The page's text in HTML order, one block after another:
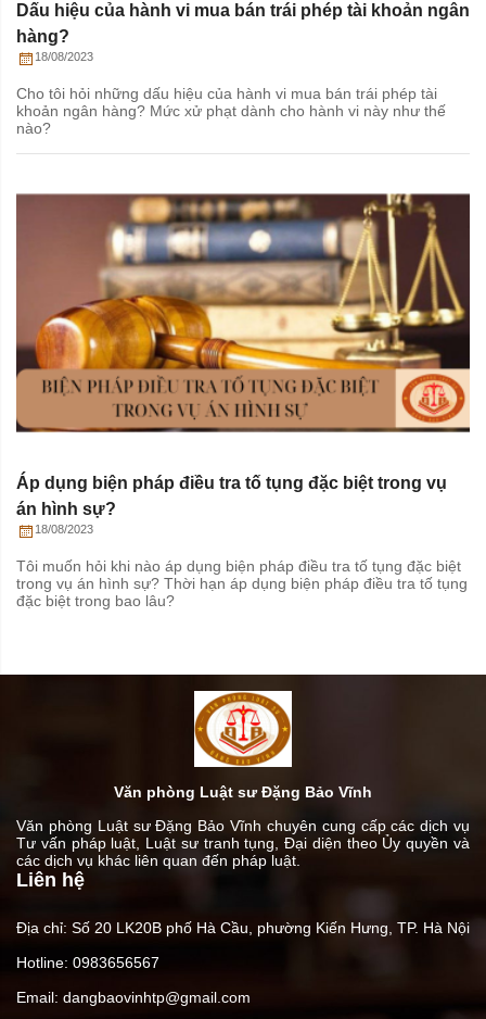
Dấu hiệu của hành vi mua bán trái phép tài khoản ngân
hàng?
18/08/2023
Cho tôi hỏi những dấu hiệu của hành vi mua bán trái phép tài
khoản ngân hàng? Mức xử phạt dành cho hành vi này như thế
nào?
Áp dụng biện pháp điều tra tố tụng đặc biệt trong vụ
án hình sự?
18/08/2023
Tôi muốn hỏi khi nào áp dụng biện pháp điều tra tố tụng đặc biệt
trong vụ án hình sự? Thời hạn áp dụng biện pháp điều tra tố tụng
đặc biệt trong bao lâu?
Văn phòng Luật sư Đặng Bảo Vĩnh
Văn phòng Luật sư Đặng Bảo Vĩnh chuyên cung cấp các dịch vụ
Tư vấn pháp luật, Luật sư tranh tụng, Đại diện theo Ủy quyền và
các dịch vụ khác liên quan đến pháp luật.
Liên hệ
Địa chỉ: Số 20 LK20B phố Hà Cầu, phường Kiến Hưng, TP. Hà Nội
Hotline: 0983656567
Email: dangbaovinhtp@gmail.com